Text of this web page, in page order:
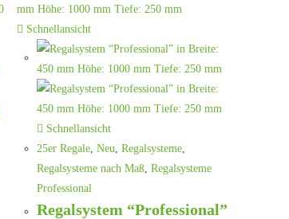
Schnellansicht
Schnellansicht
25er Regale, Neu Regalsysteme,
Regalsysteme nach Maß, Regalsysteme
Professional
Regalsystem “Professional”